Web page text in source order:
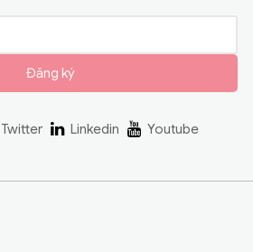
Đăng ký
Twitter Linkedin Youtube